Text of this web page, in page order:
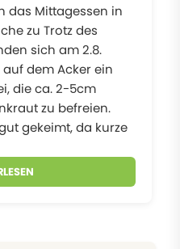
das Mittagessen in
zu Trotz des
sich am 2.8.
dem Acker ein
die ca. 2-5cm
zu befreien.
gekeimt, da kurze